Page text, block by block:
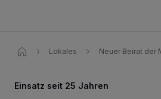
Lokales Neuer Beirat der
Einsatz seit 25 Jahren